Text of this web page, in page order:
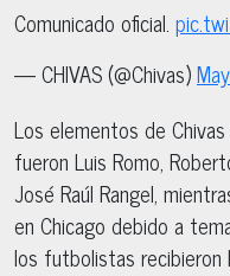
Comunicado oficial.
— CHIVAS (@Chivas)
Los elementos de
fueron Luis Romo,
José Raúl Rangel,
en Chicago debido a
los futbolistas recibieron